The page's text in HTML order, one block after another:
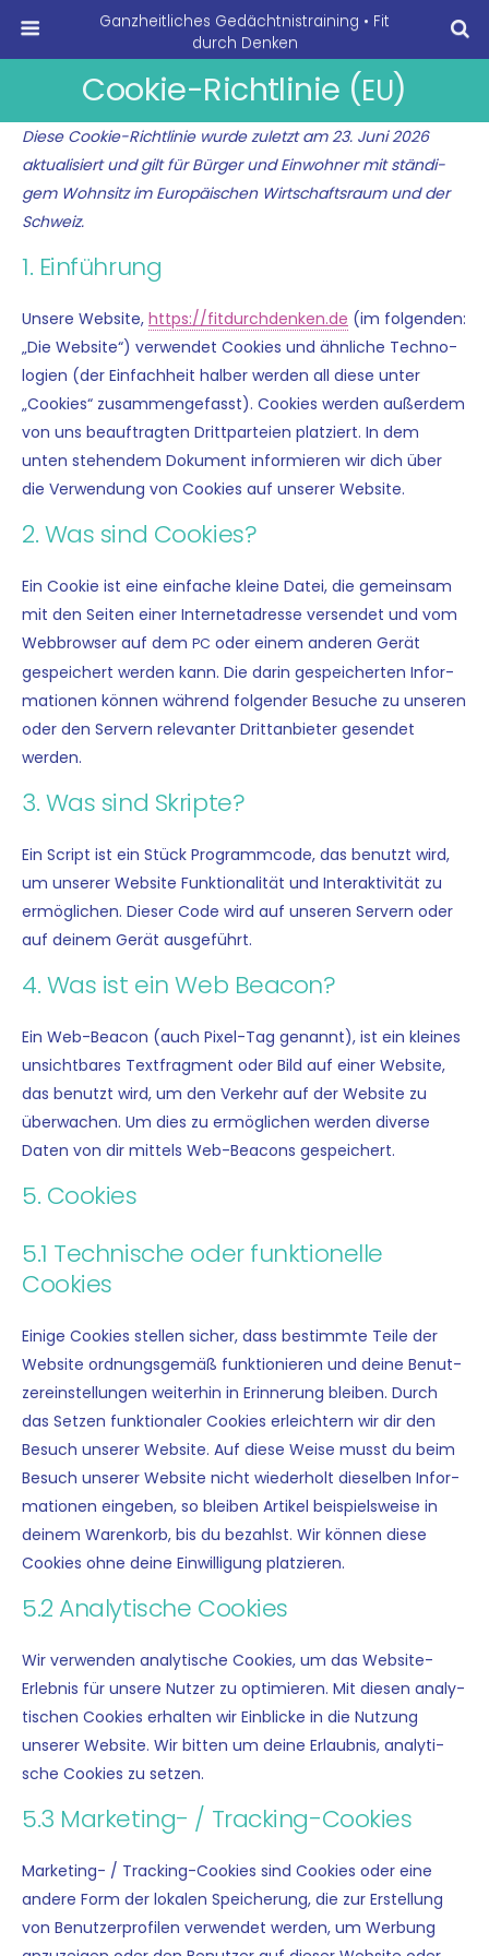
Ganzheitliches Gedächtnistraining • Fit
durch Denken
Cookie-Richtlinie (EU)
Die­se Coo­kie-Richt­li­nie wur­de zuletzt am 23. Juni 2026
aktua­li­siert und gilt für Bür­ger und Ein­woh­ner mit stän­di­
gem Wohn­sitz im Euro­päi­schen Wirt­schafts­raum und der
Schweiz.
1. Einführung
Unse­re Web­site, https://fitdurchdenken.de (im fol­gen­den:
„Die Web­site“) ver­wen­det Coo­kies und ähn­li­che Tech­no­
lo­gien (der Ein­fach­heit hal­ber wer­den all die­se unter
„Coo­kies“ zusam­men­ge­fasst). Coo­kies wer­den außer­dem
von uns beauf­trag­ten Dritt­par­tei­en plat­ziert. In dem
unten ste­hen­dem Doku­ment infor­mie­ren wir dich über
die Ver­wen­dung von Coo­kies auf unse­rer Website.
2. Was sind Cookies?
Ein Coo­kie ist eine ein­fa­che klei­ne Datei, die gemein­sam
mit den Sei­ten einer Inter­net­adres­se ver­sen­det und vom
Web­brow­ser auf dem PC oder einem ande­ren Gerät
gespei­chert wer­den kann. Die dar­in gespei­cher­ten Infor­
ma­tio­nen kön­nen wäh­rend fol­gen­der Besu­che zu unse­ren
oder den Ser­vern rele­van­ter Dritt­an­bie­ter gesen­det
werden.
3. Was sind Skripte?
Ein Script ist ein Stück Pro­gramm­code, das benutzt wird,
um unse­rer Web­site Funk­tio­na­li­tät und Inter­ak­ti­vi­tät zu
ermög­li­chen. Die­ser Code wird auf unse­ren Ser­vern oder
auf dei­nem Gerät ausgeführt.
4. Was ist ein Web Beacon?
Ein Web-Bea­con (auch Pixel-Tag genannt), ist ein klei­nes
unsicht­ba­res Text­frag­ment oder Bild auf einer Web­site,
das benutzt wird, um den Ver­kehr auf der Web­site zu
über­wa­chen. Um dies zu ermög­li­chen wer­den diver­se
Daten von dir mit­tels Web-Bea­cons gespeichert.
5. Cookies
5.1 Technische oder funktionelle
Cookies
Eini­ge Coo­kies stel­len sicher, dass bestimm­te Tei­le der
Web­site ord­nungs­ge­mäß funk­tio­nie­ren und dei­ne Benut­
zer­ein­stel­lun­gen wei­ter­hin in Erin­ne­rung blei­ben. Durch
das Set­zen funk­tio­na­ler Coo­kies erleich­tern wir dir den
Besuch unse­rer Web­site. Auf die­se Wei­se musst du beim
Besuch unse­rer Web­site nicht wie­der­holt die­sel­ben Infor­
ma­tio­nen ein­ge­ben, so blei­ben Arti­kel bei­spiels­wei­se in
dei­nem Waren­korb, bis du bezahlst. Wir kön­nen die­se
Coo­kies ohne dei­ne Ein­wil­li­gung platzieren.
5.2 Analytische Cookies
Wir ver­wen­den ana­ly­ti­sche Coo­kies, um das Web­site-
Erleb­nis für unse­re Nut­zer zu opti­mie­ren. Mit die­sen ana­ly­
ti­schen Coo­kies erhal­ten wir Ein­blicke in die Nut­zung
unse­rer Web­site. Wir bit­ten um dei­ne Erlaub­nis, ana­ly­ti­
sche Coo­kies zu setzen.
5.3 Marketing- / Tracking-Cookies
Mar­ke­ting- / Track­ing-Coo­kies sind Coo­kies oder eine
ande­re Form der loka­len Spei­che­rung, die zur Erstel­lung
von Benut­zer­pro­fi­len ver­wen­det wer­den, um Wer­bung